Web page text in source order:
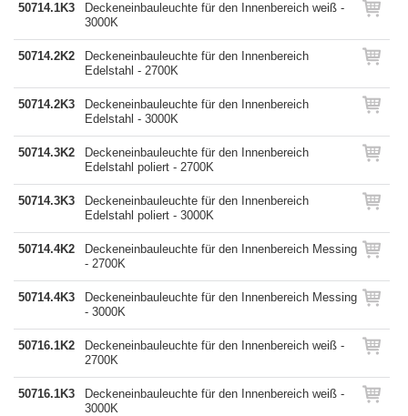
50714.1K3
Deckeneinbauleuchte für den Innenbereich weiß -
3000K
50714.2K2
Deckeneinbauleuchte für den Innenbereich
Edelstahl - 2700K
50714.2K3
Deckeneinbauleuchte für den Innenbereich
Edelstahl - 3000K
50714.3K2
Deckeneinbauleuchte für den Innenbereich
Edelstahl poliert - 2700K
50714.3K3
Deckeneinbauleuchte für den Innenbereich
Edelstahl poliert - 3000K
50714.4K2
Deckeneinbauleuchte für den Innenbereich Messing
- 2700K
50714.4K3
Deckeneinbauleuchte für den Innenbereich Messing
- 3000K
50716.1K2
Deckeneinbauleuchte für den Innenbereich weiß -
2700K
50716.1K3
Deckeneinbauleuchte für den Innenbereich weiß -
3000K